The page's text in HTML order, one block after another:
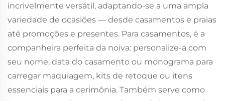
incrivelmente versátil, adaptando-se a uma ampla
variedade de ocasiões — desde casamentos e praias
até promoções e presentes. Para casamentos, é a
companheira perfeita da noiva: personalize-a com
seu nome, data do casamento ou monograma para
carregar maquiagem, kits de retoque ou itens
essenciais para a cerimônia. Também serve como